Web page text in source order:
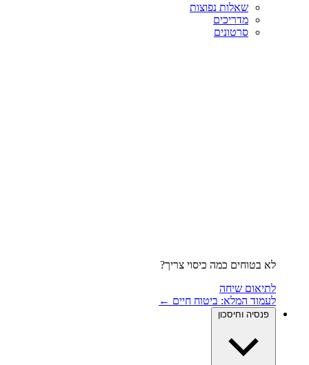
שאלות נפוצות
מדריכים
סרטונים
לא בטוחים כמה כיסוי צריך?
לתיאום שיחה
לעמוד המלא: ביטוח חיים ←
פנסיה וחיסכון